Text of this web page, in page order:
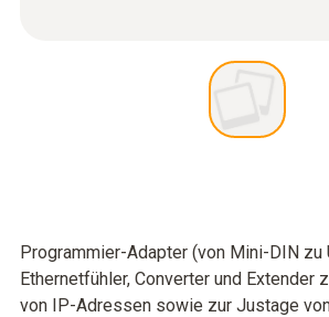
Programmier-Adapter (von Mini-DIN zu
Ethernetfühler, Converter und Extender
von IP-Adressen sowie zur Justage